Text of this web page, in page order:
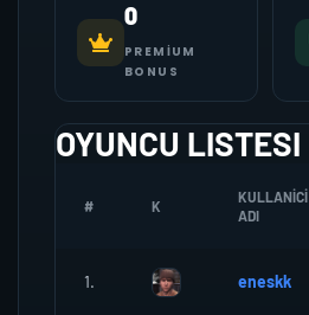
0
PREMIUM
BONUS
OYUNCU LISTESI
# K
KULLANICI
ADI
1. eneskk